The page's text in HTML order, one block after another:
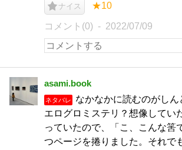
ナイス ★10
コメント(0) 2022/07/09
asami.book
ネタバレ
なかなかに読むのがしん
エログロミステリ？想像してい
っていたので、「こ、こんな
つページを捲りました。それで